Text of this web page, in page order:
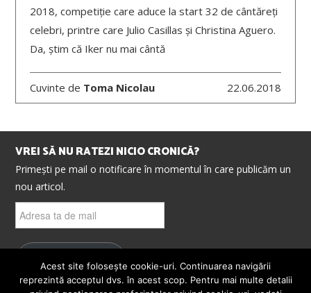
2018, competiție care aduce la start 32 de cântăreți
celebri, printre care Julio Casillas și Christina Aguero.
Da, știm că Iker nu mai cântă
Cuvinte de Toma Nicolau 22.06.2018
VREI SĂ NU RATEZI NICIO CRONICĂ?
Primești pe mail o notificare în momentul în care publicăm un
nou articol.
ta
mail
ABONEAZĂ-TE
Acest site folosește cookie-uri. Continuarea navigării
reprezintă acceptul dvs. în acest scop. Pentru mai multe detalii